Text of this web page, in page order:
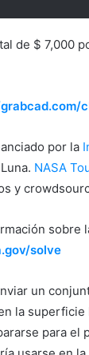
de $ 7,000
por la
NASA
y
sobre
solve
un
la superficie
para el